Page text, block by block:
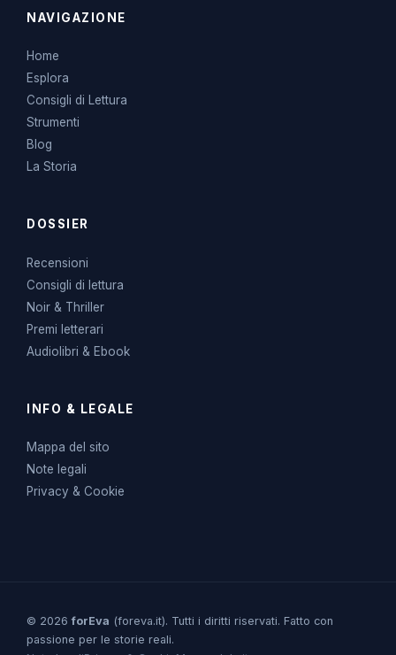
NAVIGAZIONE
Home
Esplora
Consigli di Lettura
Strumenti
Blog
La Storia
DOSSIER
Recensioni
Consigli di lettura
Noir & Thriller
Premi letterari
Audiolibri & Ebook
INFO & LEGALE
Mappa del sito
Note legali
Privacy & Cookie
© 2026forEva (foreva.it). Tutti i diritti riservati. Fatto con
passione per le storie reali.